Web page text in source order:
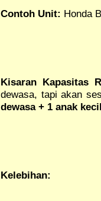
Contoh Unit: Honda
Kisaran Kapasitas
dewasa, tapi akan
dewasa + 1 anak kecil
Kelebihan: